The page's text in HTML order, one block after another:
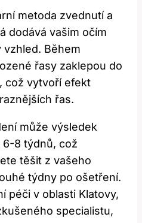
metoda zvednutí a
dodává vašim očím
​Během
řasy zaklepou ⁢do
‍což vytvoří efekt
řas.
‍může výsledek
6-8⁣ týdnů, ‌což
těšit ⁣z vašeho
týdny po⁢ ošetření.
péči v oblasti‌ Klatovy,
specialistu,